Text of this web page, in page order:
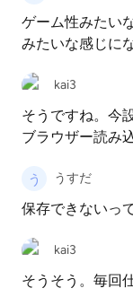
ゲーム性みたい
みたいな感じに
kai3
そうですね。今
ブラウザー読み
うすだ
保存できないっ
kai3
そうそう。毎回